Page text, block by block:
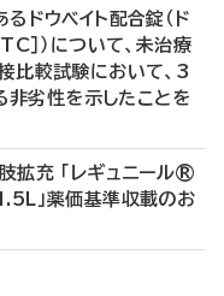
ドウベイト配合錠（ド
］）について、未治療
比較試験において、3
劣性を示したことを
拡充 「レギュニール®
」薬価基準収載のお